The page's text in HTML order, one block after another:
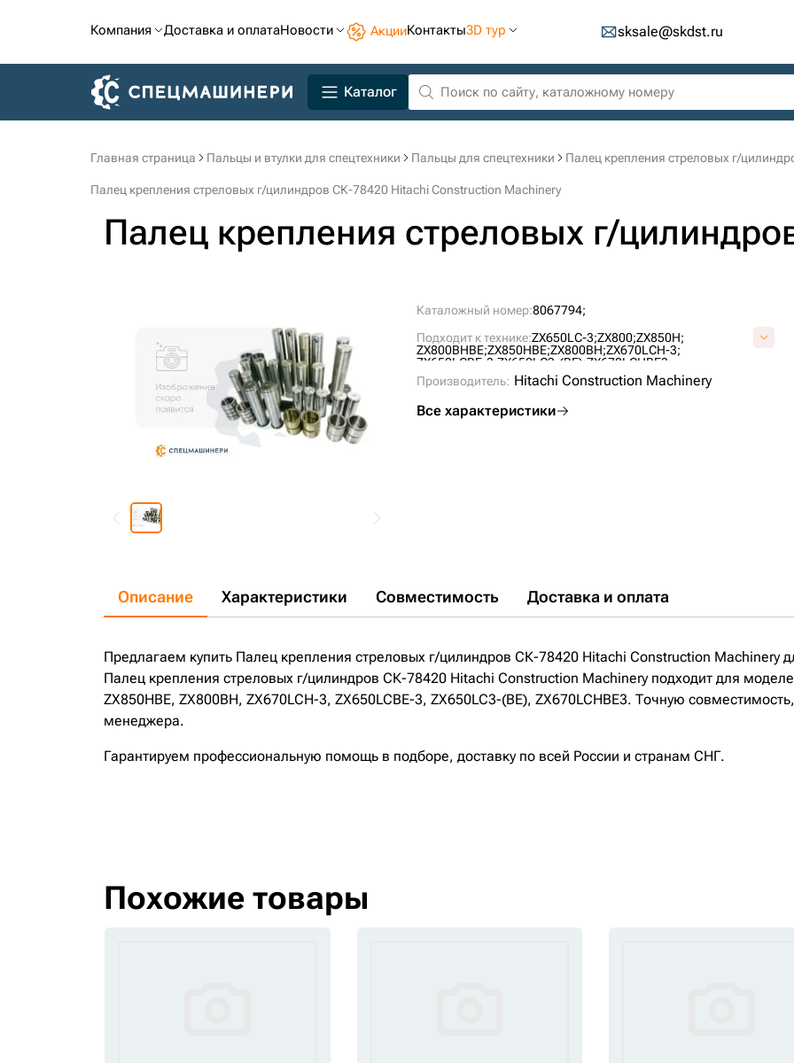
Компания Доставка и оплатаНовости АкцииКонтакты3D тур sksale@skdst.ru
Каталог
Главная страница Пальцы и втулки для спецтехники Пальцы для спецтехники Палец крепления стреловых г/
Палец крепления стреловых г/цилиндров СК-78420 Hitachi Construction Machinery
Палец крепления стреловых г/
Каталожный номер:8067794;
Подходит к технике:ZX650LC-3;ZX800;ZX850H;
ZX800BHBE;ZX850HBE;ZX800BH;ZX670LCH-3;
ZX650LCBE-3;ZX650LC3-(BE);ZX670LCHBE3;
Производитель: Hitachi Construction Machinery
Все характеристики
Описание Характеристики Совместимость Доставка и оплата
Предлагаем купить Палец крепления стреловых г/цилиндров СК-78420 Hitachi Construction Machinery
Палец крепления стреловых г/цилиндров СК-78420 Hitachi Construction Machinery подходит для
ZX850HBE, ZX800BH, ZX670LCH-3, ZX650LCBE-3, ZX650LC3-(BE), ZX670LCHBE3. Точную
менеджера.
Гарантируем профессиональную помощь в подборе, доставку по всей России и странам СНГ.
Похожие товары